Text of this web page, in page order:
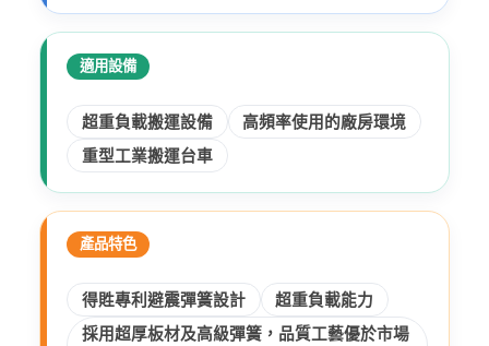
適用設備
超重負載搬運設備
高頻率使用的廠房環境
重型工業搬運台車
產品特色
得貹專利避震彈簧設計
超重負載能力
採用超厚板材及高級彈簧，品質工藝優於市場